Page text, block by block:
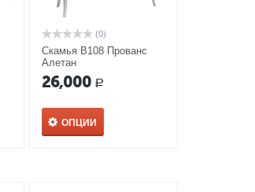
(0)
Скамья В108 Прованс
Алетан
26,000 Р
ОПЦИИ